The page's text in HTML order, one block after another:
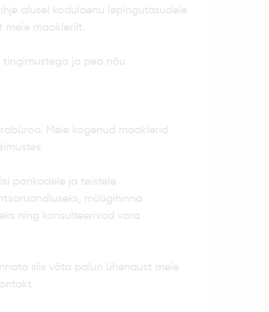
alusel kodulaenu lepingutasudele
meie maaklerilt.
tingimustega ja pea nõu
Meie kogenud maaklerid
pankadele ja teistele
müügihinna
ning konsulteerivad vara
siis võta palun ühendust meie